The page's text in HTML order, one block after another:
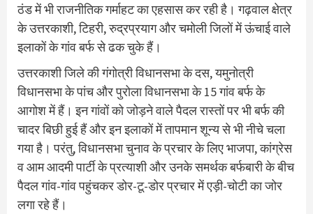
ठंड में भी राजनीतिक गर्माहट का एहसास कर रही है। गढ़वाल क्षेत्र
के उत्तरकाशी, टिहरी, रुद्रप्रयाग और चमोली जिलों में ऊंचाई वाले
इलाकों के गांव बर्फ से ढक चुके हैं।
उत्तरकाशी जिले की गंगोत्री विधानसभा के दस, यमुनोत्री
विधानसभा के पांच और पुरोला विधानसभा के 15 गांव बर्फ के
आगोश में हैं। इन गांवों को जोड़ने वाले पैदल रास्तों पर भी बर्फ की
चादर बिछी हुई हैं और इन इलाकों में तापमान शून्य से भी नीचे चला
गया है। परंतु, विधानसभा चुनाव के प्रचार के लिए भाजपा, कांग्रेस
व आम आदमी पार्टी के प्रत्याशी और उनके समर्थक बर्फबारी के बीच
पैदल गांव-गांव पहुंचकर डोर-टू-डोर प्रचार में एड़ी-चोटी का जोर
लगा रहे हैं।